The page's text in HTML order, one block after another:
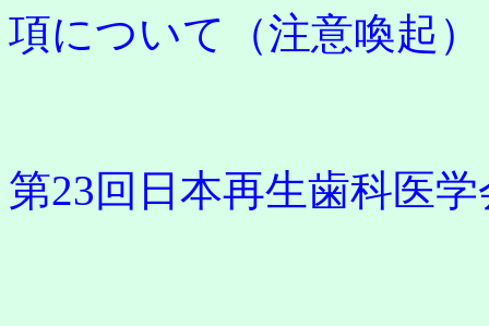
項について（注意喚起）
第23回日本再生歯科医